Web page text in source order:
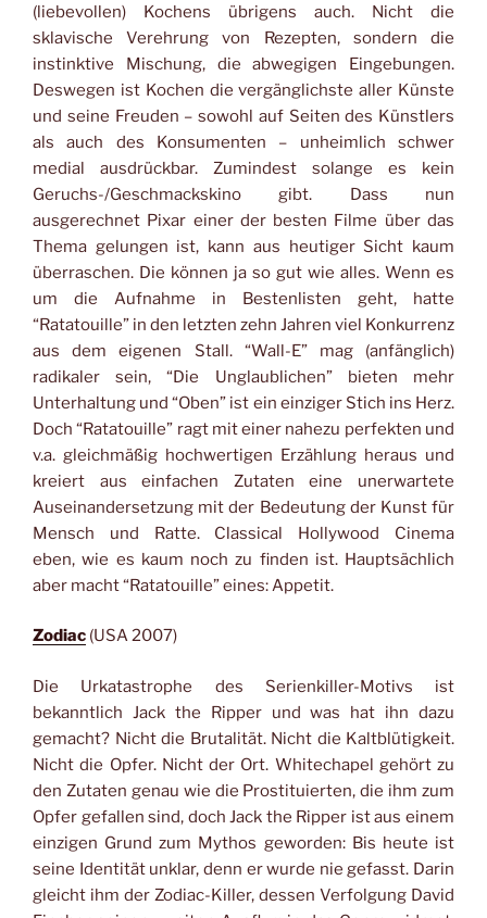
(liebevollen) Kochens übrigens auch. Nicht die
sklavische Verehrung von Rezepten, sondern die
instinktive Mischung, die abwegigen Eingebungen.
Deswegen ist Kochen die vergänglichste aller Künste
und seine Freuden – sowohl auf Seiten des Künstlers
als auch des Konsumenten – unheimlich schwer
medial ausdrückbar. Zumindest solange es kein
Geruchs-/Geschmackskino gibt. Dass nun
ausgerechnet Pixar einer der besten Filme über das
Thema gelungen ist, kann aus heutiger Sicht kaum
überraschen. Die können ja so gut wie alles. Wenn es
um die Aufnahme in Bestenlisten geht, hatte
“Ratatouille” in den letzten zehn Jahren viel Konkurrenz
aus dem eigenen Stall. “Wall-E” mag (anfänglich)
radikaler sein, “Die Unglaublichen” bieten mehr
Unterhaltung und “Oben” ist ein einziger Stich ins Herz.
Doch “Ratatouille” ragt mit einer nahezu perfekten und
v.a. gleichmäßig hochwertigen Erzählung heraus und
kreiert aus einfachen Zutaten eine unerwartete
Auseinandersetzung mit der Bedeutung der Kunst für
Mensch und Ratte. Classical Hollywood Cinema
eben, wie es kaum noch zu finden ist. Hauptsächlich
aber macht “Ratatouille” eines: Appetit.
Zodiac (USA 2007)
Die Urkatastrophe des Serienkiller-Motivs ist
bekanntlich Jack the Ripper und was hat ihn dazu
gemacht? Nicht die Brutalität. Nicht die Kaltblütigkeit.
Nicht die Opfer. Nicht der Ort. Whitechapel gehört zu
den Zutaten genau wie die Prostituierten, die ihm zum
Opfer gefallen sind, doch Jack the Ripper ist aus einem
einzigen Grund zum Mythos geworden: Bis heute ist
seine Identität unklar, denn er wurde nie gefasst. Darin
gleicht ihm der Zodiac-Killer, dessen Verfolgung David